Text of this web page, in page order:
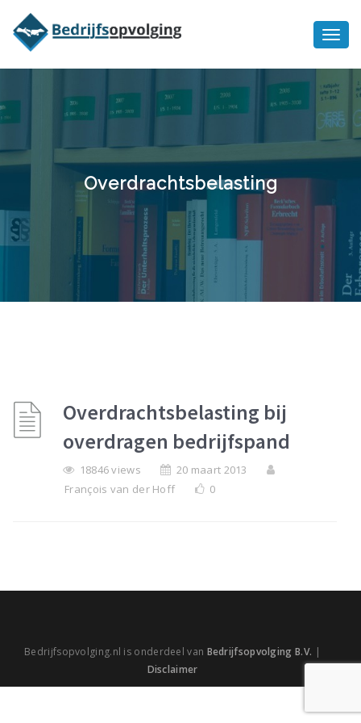
Overdrachtsbelasting
Overdrachtsbelasting bij
overdragen bedrijfspand
18846 views
20 maart 2013
François van der Hoff
0
Bedrijfsopvolging.nl is onderdeel van Bedrijfsopvolging B.V. |
Disclaimer
bedrijfsopvolging voor fiscaal
juridisch advies
Ik wil meer informatie